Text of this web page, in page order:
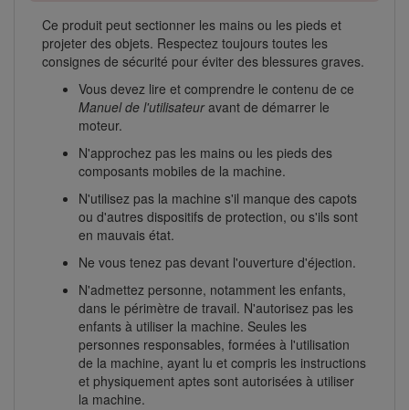
Ce produit peut sectionner les mains ou les pieds et
projeter des objets. Respectez toujours toutes les
consignes de sécurité pour éviter des blessures graves.
Vous devez lire et comprendre le contenu de ce
Manuel de l'utilisateuravant de démarrer le
moteur.
N'approchez pas les mains ou les pieds des
composants mobiles de la machine.
N'utilisez pas la machine s'il manque des capots
ou d'autres dispositifs de protection, ou s'ils sont
en mauvais état.
Ne vous tenez pas devant l'ouverture d'éjection.
N'admettez personne, notamment les enfants,
dans le périmètre de travail. N'autorisez pas les
enfants à utiliser la machine. Seules les
personnes responsables, formées à l'utilisation
de la machine, ayant lu et compris les instructions
et physiquement aptes sont autorisées à utiliser
la machine.